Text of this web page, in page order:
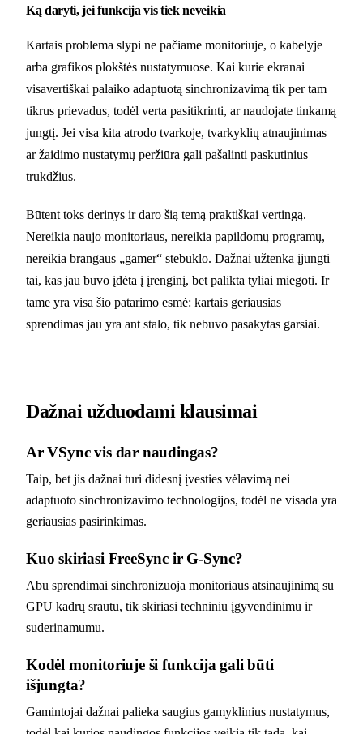
Ką daryti, jei funkcija vis tiek neveikia
Kartais problema slypi ne pačiame monitoriuje, o kabelyje
arba grafikos plokštės nustatymuose. Kai kurie ekranai
visavertiškai palaiko adaptuotą sinchronizavimą tik per tam
tikrus prievadus, todėl verta pasitikrinti, ar naudojate tinkamą
jungtį. Jei visa kita atrodo tvarkoje, tvarkyklių atnaujinimas
ar žaidimo nustatymų peržiūra gali pašalinti paskutinius
trukdžius.
Būtent toks derinys ir daro šią temą praktiškai vertingą.
Nereikia naujo monitoriaus, nereikia papildomų programų,
nereikia brangaus „gamer“ stebuklo. Dažnai užtenka įjungti
tai, kas jau buvo įdėta į įrenginį, bet palikta tyliai miegoti. Ir
tame yra visa šio patarimo esmė: kartais geriausias
sprendimas jau yra ant stalo, tik nebuvo pasakytas garsiai.
Dažnai užduodami klausimai
Ar VSync vis dar naudingas?
Taip, bet jis dažnai turi didesnį įvesties vėlavimą nei
adaptuoto sinchronizavimo technologijos, todėl ne visada yra
geriausias pasirinkimas.
Kuo skiriasi FreeSync ir G-Sync?
Abu sprendimai sinchronizuoja monitoriaus atsinaujinimą su
GPU kadrų srautu, tik skiriasi techniniu įgyvendinimu ir
suderinamumu.
Kodėl monitoriuje ši funkcija gali būti
išjungta?
Gamintojai dažnai palieka saugius gamyklinius nustatymus,